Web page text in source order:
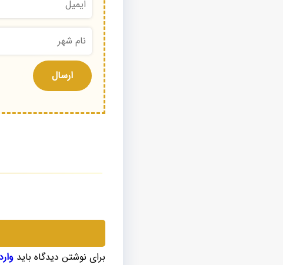
برای نوشتن دیدگاه باید